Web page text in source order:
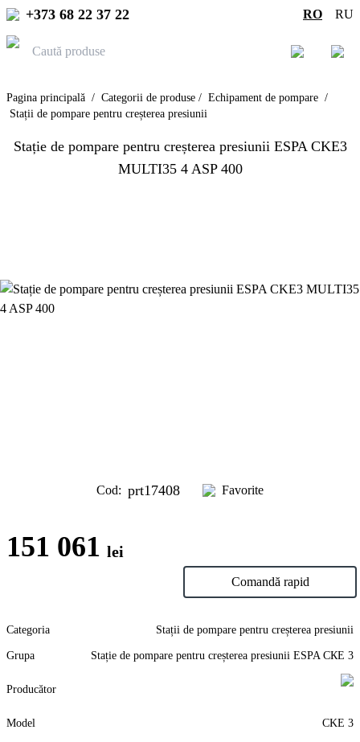
+373 68 22 37 22 RO RU
Pagina principală / Categorii de produse / Echipament de pompare /
Stații de pompare pentru creșterea presiunii
Stație de pompare pentru creșterea presiunii ESPA CKE3
MULTI35 4 ASP 400
Cod: prt17408 Favorite
151 061 lei
Comandă rapid
Categoria Stații de pompare pentru creșterea presiunii
Grupa Stație de pompare pentru creșterea presiunii ESPA СКЕ 3
Producător
Model CKE 3